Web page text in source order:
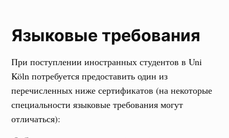
Языковые требования
При поступлении иностранных студентов в Uni
Köln потребуется предоставить один из
перечисленных ниже сертификатов (на некоторые
специальности языковые требования могут
отличаться):